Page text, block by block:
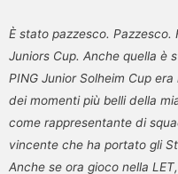
È stato pazzesco. Pazzesco.
Juniors Cup. Anche quella è
PING Junior Solheim Cup
dei momenti più belli della
come rappresentante di
vincente che ha portato gli
Anche se ora gioco nella